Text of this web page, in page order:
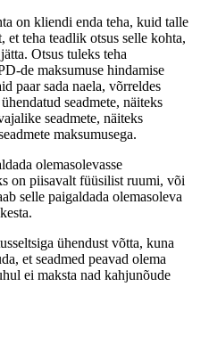
on kliendi enda teha, kuid talle
et teha teadlik otsus selle kohta,
Otsus tuleks teha
de maksumuse hindamise
paar sada naela, võrreldes
seadmete, näiteks
seadmete, näiteks
maksumusega.
olemasolevasse
on piisavalt füüsilist ruumi, või
selle paigaldada olemasoleva
ühendust võtta, kuna
et seadmed peavad olema
ei maksta nad kahjunõude